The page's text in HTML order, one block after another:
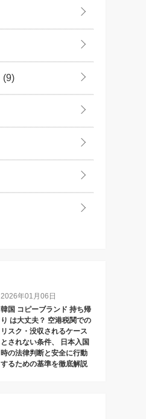
(9)
2026年01月06日
韓国 コピーブランド 持ち帰
り は大丈夫？ 空港税関での
リスク・没収されるケース
とされない条件、 日本入国
時の法律判断と安全に行動
するための基準を徹底解説